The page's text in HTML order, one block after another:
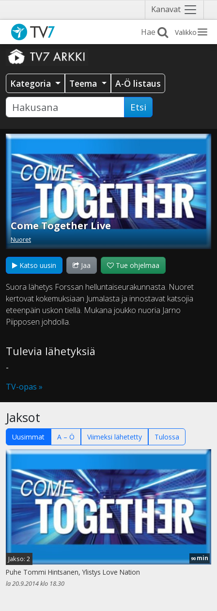
Kanavat Näytä
valikko
Valikko
Kategoria Teema A-Ö listaus
Etsi
Come Together Live
Nuoret
Katso uusin Jaa Tue ohjelmaa
Suora lähetys Forssan helluntaiseurakunnasta. Nuoret
kertovat kokemuksiaan Jumalasta ja innostavat katsojia
eteenpäin uskon tiellä. Mukana joukko nuoria Jarno
Piipposen johdolla.
Tulevia lähetyksiä
-
TV-opas »
Jaksot
Uusimmat A – Ö Viimeksi lähetetty Tulossa
Jakso: 2 90 min
Puhe Tommi Hintsanen, Ylistys Love Nation
la 20.9.2014 klo 18.30